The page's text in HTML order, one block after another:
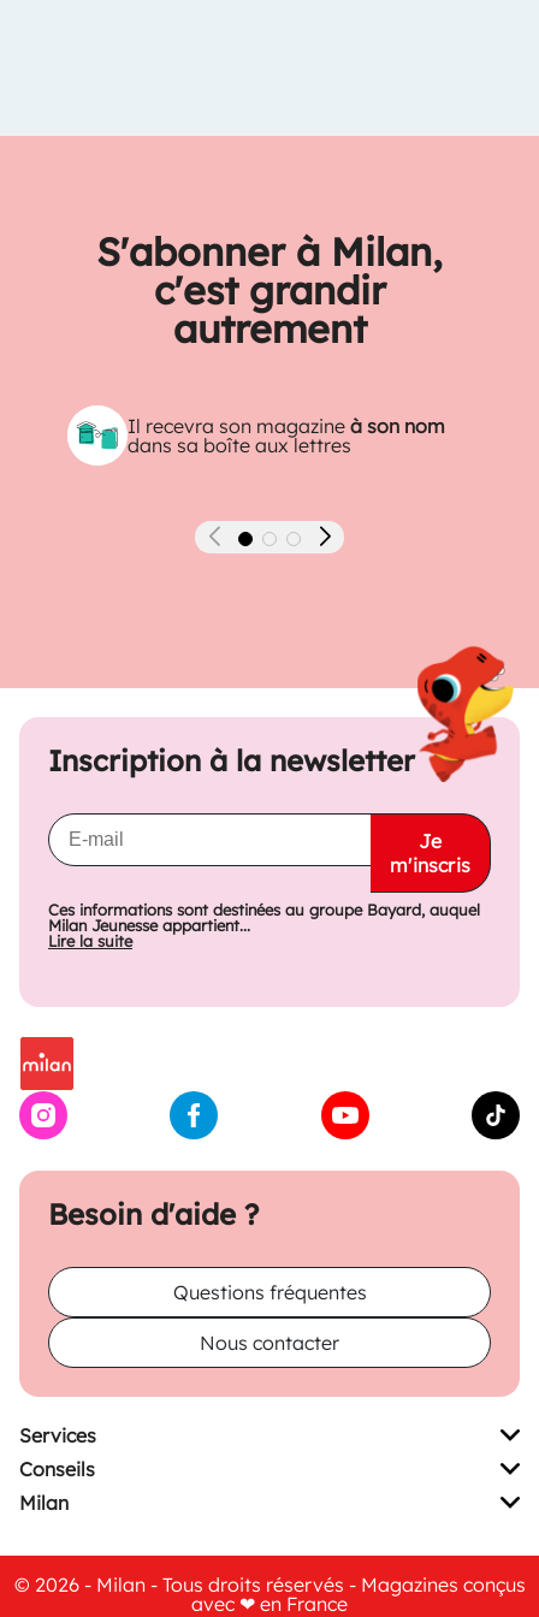
S'abonner à Milan,
c'est grandir
autrement
Il recevra son magazineà son nom
dans sa boîte aux lettres
Précédent Suivant
Besoin d'aide ?
Questions fréquentes
Nous contacter
Inscription à la newsletter
Je
m'inscris
Ces informations sont destinées au groupe Bayard, auquel
Milan Jeunesse appartient...
Lire la suite
Services
Conseils
Milan
© 2026 - Milan - Tous droits réservés - Magazines conçus
avec ❤ en France